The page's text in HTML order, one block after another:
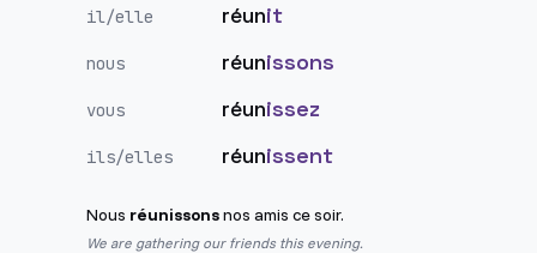
il/elle réunit
nous réunissons
vous réunissez
ils/elles réunissent
Nous réunissonsnos amis ce soir.
We are gathering our friends this evening.